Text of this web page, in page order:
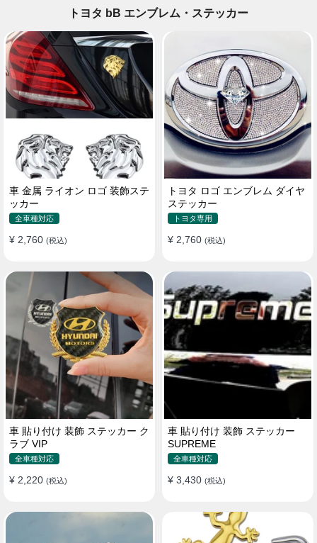
トヨタ bB エンブレム・ステッカー
車 金属 ライオン ロゴ 装飾ステ
ッカー
全車種対応
¥ 2,760 (税込)
トヨタ ロゴ エンブレム ダイヤ
ステッカー
トヨタ専用
¥ 2,760 (税込)
車 貼り付け 装飾 ステッカー ク
ラブ VIP
全車種対応
¥ 2,220 (税込)
車 貼り付け 装飾 ステッカー
SUPREME
全車種対応
¥ 3,430 (税込)